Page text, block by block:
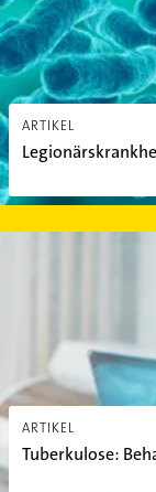
ARTIKEL
ARTIKEL
Tuberkulose:
Tuberkulose: